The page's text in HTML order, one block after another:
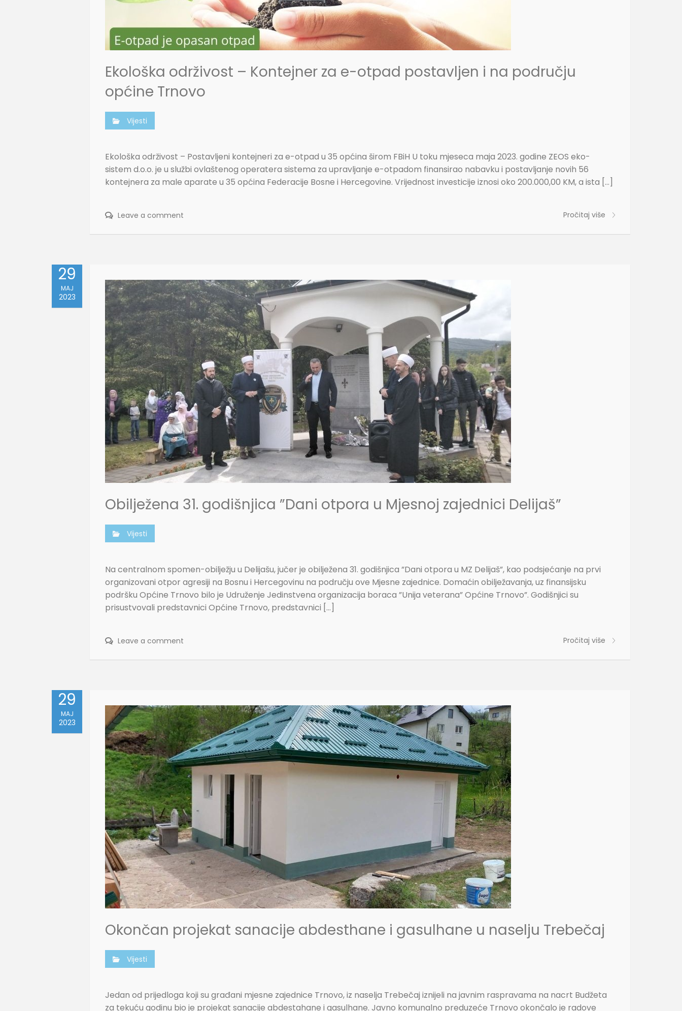
Ekološka održivost – Kontejner za e-otpad postavljen i na području
općine Trnovo
Vijesti
Ekološka održivost – Postavljeni kontejneri za e-otpad u 35 općina širom FBiH U toku mjeseca maja 2023. godine ZEOS eko-
sistem d.o.o. je u službi ovlaštenog operatera sistema za upravljanje e-otpadom finansirao nabavku i postavljanje novih 56
kontejnera za male aparate u 35 općina Federacije Bosne i Hercegovine. Vrijednost investicije iznosi oko 200.000,00 KM, a ista […]
Leave a comment Pročitaj više
29
MAJ
2023
Obilježena 31. godišnjica ”Dani otpora u Mjesnoj zajednici Delijaš”
Vijesti
Na centralnom spomen-obilježju u Delijašu, jučer je obilježena 31. godišnjica ”Dani otpora u MZ Delijaš”, kao podsjećanje na prvi
organizovani otpor agresiji na Bosnu i Hercegovinu na području ove Mjesne zajednice. Domaćin obilježavanja, uz finansijsku
podršku Općine Trnovo bilo je Udruženje Jedinstvena organizacija boraca ”Unija veterana” Općine Trnovo”. Godišnjici su
prisustvovali predstavnici Općine Trnovo, predstavnici […]
Leave a comment Pročitaj više
29
MAJ
2023
Okončan projekat sanacije abdesthane i gasulhane u naselju Trebečaj
Vijesti
Jedan od prijedloga koji su građani mjesne zajednice Trnovo, iz naselja Trebečaj iznijeli na javnim raspravama na nacrt Budžeta
za tekuću godinu bio je projekat sanacije abdestahane i gasulhane. Javno komunalno preduzeće Trnovo okončalo je radove